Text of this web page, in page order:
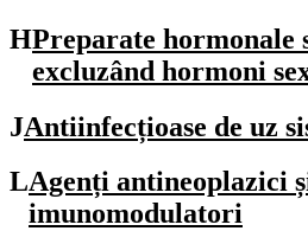
HPreparate hormonale
excluzând hormoni
JAntiinfecțioase de uz
LAgenți antineoplazici
imunomodulatori